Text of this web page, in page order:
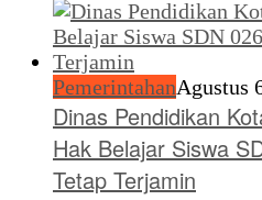
PemerintahanAgustus
Dinas Pendidikan
Hak Belajar Siswa
Tetap Terjamin